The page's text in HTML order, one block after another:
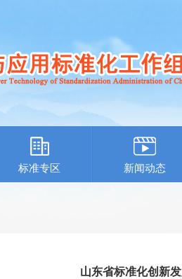
标准专区 新闻动态
山东省标准化创新